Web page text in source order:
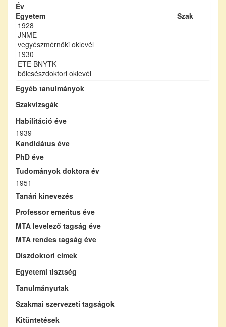
Év
Egyetem
Szak
1928
JNME
vegyészmérnöki oklevél
1930
ETE BNYTK
bölcsészdoktori oklevél
Egyéb tanulmányok
Szakvizsgák
Habilitáció éve
1939
Kandidátus éve
PhD éve
Tudományok doktora év
1951
Tanári kinevezés
Professor emeritus éve
MTA levelező tagság éve
MTA rendes tagság éve
Díszdoktori címek
Egyetemi tisztség
Tanulmányutak
Szakmai szervezeti tagságok
Kitüntetések